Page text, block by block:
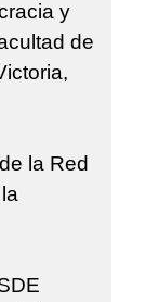
y
de
la Red